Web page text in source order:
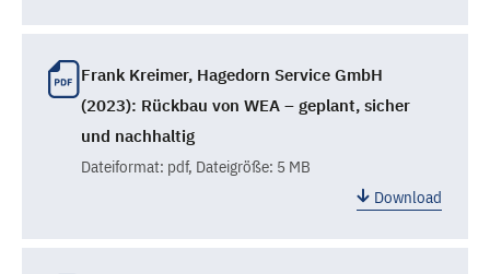
Frank Kreimer, Hagedorn Service GmbH
(2023): Rückbau von WEA – geplant, sicher
und nachhaltig
Dateiformat: pdf, Dateigröße: 5 MB
Download